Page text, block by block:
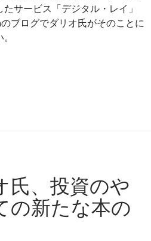
サービス「デジタル・レイ」
ブログでダリオ氏がそのことに
、自分のAI「デジタル・レイ」を
氏、投資のや
の新たな本の